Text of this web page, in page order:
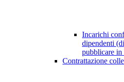
Incarichi
dipendenti
pubblicare in
Contrattazione